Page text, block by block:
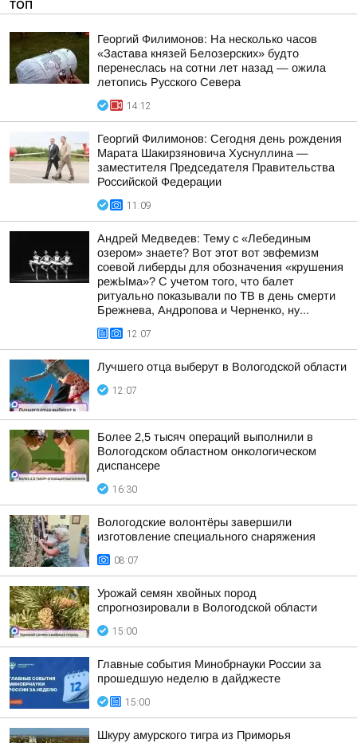
ТОП
Георгий Филимонов: На несколько часов
«Застава князей Белозерских» будто
перенеслась на сотни лет назад — ожила
летопись Русского Севера
14:12
Георгий Филимонов: Сегодня день рождения
Марата Шакирзяновича Хуснуллина —
заместителя Председателя Правительства
Российской Федерации
11:09
Андрей Медведев: Тему с «Лебединым
озером» знаете? Вот этот вот эвфемизм
соевой либерды для обозначения «крушения
режЫма»? С учетом того, что балет
ритуально показывали по ТВ в день смерти
Брежнева, Андропова и Черненко, ну...
12:07
Лучшего отца выберут в Вологодской области
12:07
Более 2,5 тысяч операций выполнили в
Вологодском областном онкологическом
диспансере
16:30
Вологодские волонтёры завершили
изготовление специального снаряжения
08:07
Урожай семян хвойных пород
спрогнозировали в Вологодской области
15:00
Главные события Минобрнауки России за
прошедшую неделю в дайджесте
15:00
Шкуру амурского тигра из Приморья